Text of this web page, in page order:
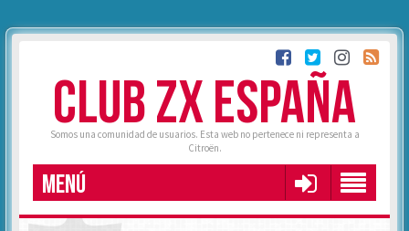
CLUB ZX ESPAÑA
Somos una comunidad de usuarios. Esta web no pertenece ni representa a
Citroën.
MENÚ